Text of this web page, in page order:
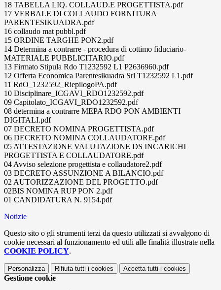
18 TABELLA LIQ. COLLAUD.E PROGETTISTA.pdf
17 VERBALE DI COLLAUDO FORNITURA
PARENTESIKUADRA.pdf
16 collaudo mat pubbl.pdf
15 ORDINE TARGHE PON2.pdf
14 Determina a contrarre - procedura di cottimo fiduciario-
MATERIALE PUBBLICITARIO.pdf
13 Firmato Stipula Rdo T1232592 L1 P2636960.pdf
12 Offerta Economica Parentesikuadra Srl T1232592 L1.pdf
11 RdO_1232592_RiepilogoPA.pdf
10 Disciplinare_ICGAVI_RDO1232592.pdf
09 Capitolato_ICGAVI_RDO1232592.pdf
08 determina a contrarre MEPA RDO PON AMBIENTI
DIGITALI.pdf
07 DECRETO NOMINA PROGETTISTA.pdf
06 DECRETO NOMINA COLLAUDATORE.pdf
05 ATTESTAZIONE VALUTAZIONE DS INCARICHI
PROGETTISTA E COLLAUDATORE.pdf
04 Avviso selezione progettista e collaudatore2.pdf
03 DECRETO ASSUNZIONE A BILANCIO.pdf
02 AUTORIZZAZIONE DEL PROGETTO.pdf
02BIS NOMINA RUP PON 2.pdf
01 CANDIDATURA N. 9154.pdf
Notizie
Questo sito o gli strumenti terzi da questo utilizzati si avvalgono di
cookie necessari al funzionamento ed utili alle finalità illustrate nella
COOKIE POLICY.
Personalizza Rifiuta tutti i cookies Accetta tutti i cookies
Gestione cookie